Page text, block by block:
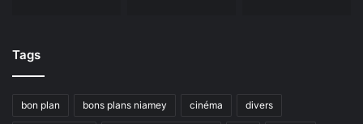
Tags
bon plan bons plans niamey cinéma divers